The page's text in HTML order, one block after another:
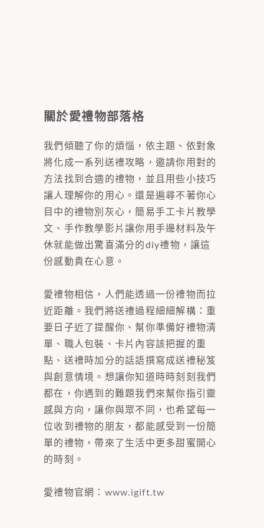
關於愛禮物部落格
我們傾聽了你的煩惱，依主題、依對象
將化成一系列送禮攻略，邀請你用對的
方法找到合適的禮物，並且用些小技巧
讓人理解你的用心。還是遍尋不著你心
目中的禮物別灰心，簡易手工卡片教學
文、手作教學影片讓你用手邊材料及午
休就能做出驚喜滿分的diy禮物，讓這
份感動貴在心意。
愛禮物相信，人們能透過一份禮物而拉
近距離。我們將送禮過程細細解構：重
要日子近了提醒你、幫你準備好禮物清
單、職人包裝、卡片內容該把握的重
點、送禮時加分的話語撰寫成送禮秘笈
與創意情境。想讓你知道時時刻刻我們
都在，你遇到的難題我們來幫你指引靈
感與方向，讓你與眾不同，也希望每一
位收到禮物的朋友，都能感受到一份簡
單的禮物，帶來了生活中更多甜蜜開心
的時刻。
愛禮物官網： www.igift.tw